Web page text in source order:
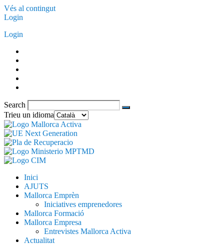
Vés al contingut
Login
Login
Search
Trieu un idioma
Inici
AJUTS
Mallorca Emprèn
Iniciatives emprenedores
Mallorca Formació
Mallorca Empresa
Entrevistes Mallorca Activa
Actualitat